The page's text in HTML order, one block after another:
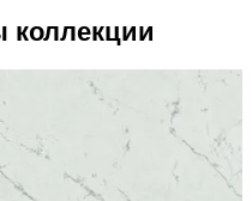
коллекции